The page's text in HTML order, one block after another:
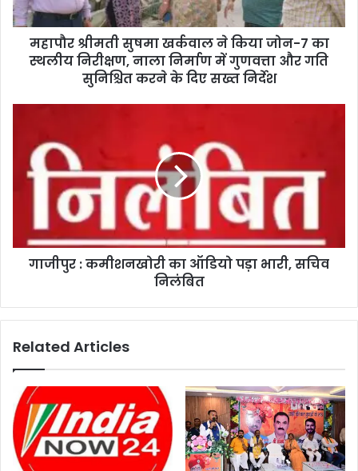
महापौर श्रीमती सुषमा खर्कवाल ने किया जोन-7 का
स्थलीय निरीक्षण, नाला निर्माण में गुणवत्ता और गति
सुनिश्चित करने के दिए सख्त निर्देश
गाजीपुर : कमीशनखोरी का ऑडियो पड़ा भारी, सचिव
निलंबित
Related Articles